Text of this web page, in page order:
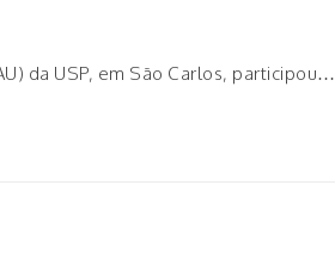
da USP, em São Carlos, participou…